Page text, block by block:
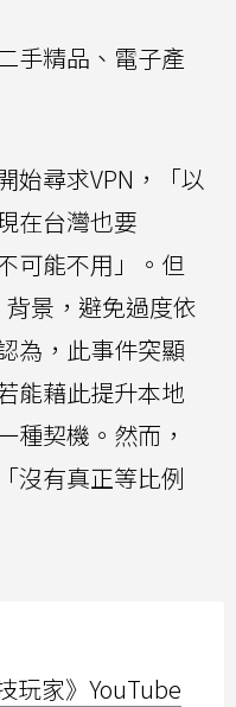
手精品、電子產
始尋求VPN，「以
在台灣也要
可能不用」。但
背景，避免過度依
為，此事件突顯
能藉此提升本地
種契機。然而，
沒有真正等比例
玩家》YouTube